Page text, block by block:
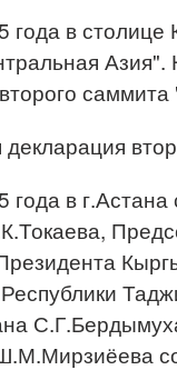
года в столице
декларация
года в